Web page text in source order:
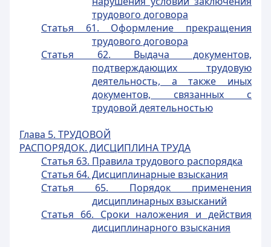
трудового договора
Статья 61. Оформление прекращения
трудового договора
Статья 62. Выдача документов,
подтверждающих трудовую
деятельность, а также иных
документов, связанных c
трудовой деятельностью
Глава 5. ТРУДОВОЙ
РАСПОРЯДОК. ДИСЦИПЛИНА ТРУДА
Статья 63. Правила трудового распорядка
Статья 64. Дисциплинарные взыскания
Статья 65. Порядок применения
дисциплинарных взысканий
Статья 66. Сроки наложения и действия
дисциплинарного взыскания